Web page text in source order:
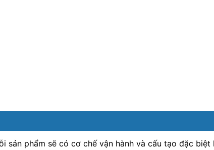
phẩm sẽ có cơ chế vận hành và cấu tạo đặc